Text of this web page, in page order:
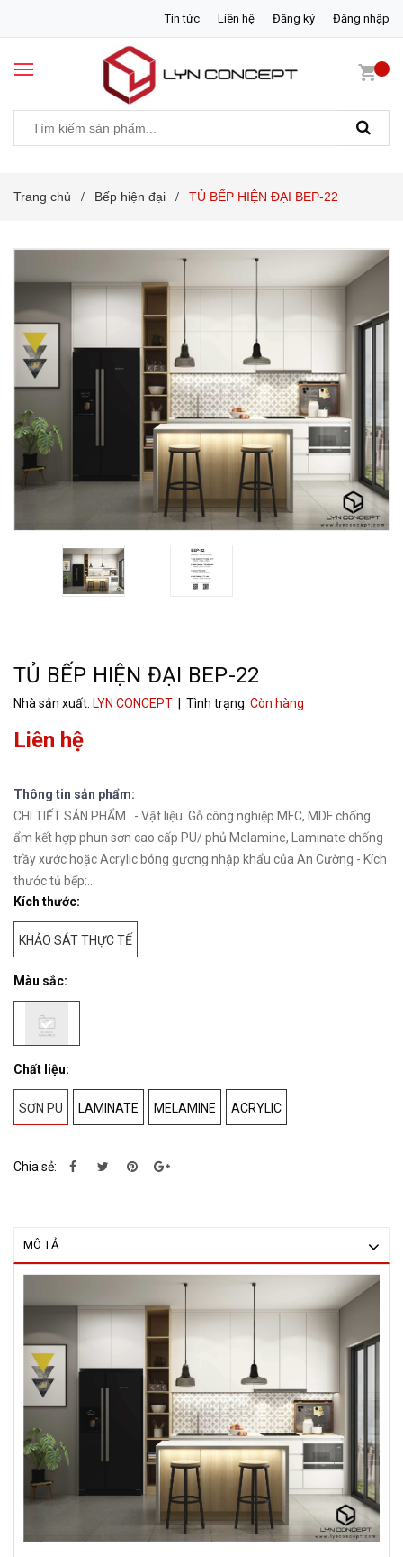
Tin tức Liên hệ Đăng ký Đăng nhập
Trang chủ / Bếp hiện đại / TỦ BẾP HIỆN ĐẠI BEP-22
TỦ BẾP HIỆN ĐẠI BEP-22
Nhà sản xuất: LYN CONCEPT | Tình trạng: Còn hàng
Liên hệ
Thông tin sản phẩm:
CHI TIẾT SẢN PHẨM : - Vật liệu: Gỗ công nghiệp MFC, MDF chống
ẩm kết hợp phun sơn cao cấp PU/ phủ Melamine, Laminate chống
trầy xước hoặc Acrylic bóng gương nhập khẩu của An Cường - Kích
thước tủ bếp:...
Kích thước:
KHẢO SÁT THỰC TẾ
Màu sắc:
Chất liệu:
SƠN PU LAMINATE MELAMINE ACRYLIC
Chia sẻ:
MÔ TẢ